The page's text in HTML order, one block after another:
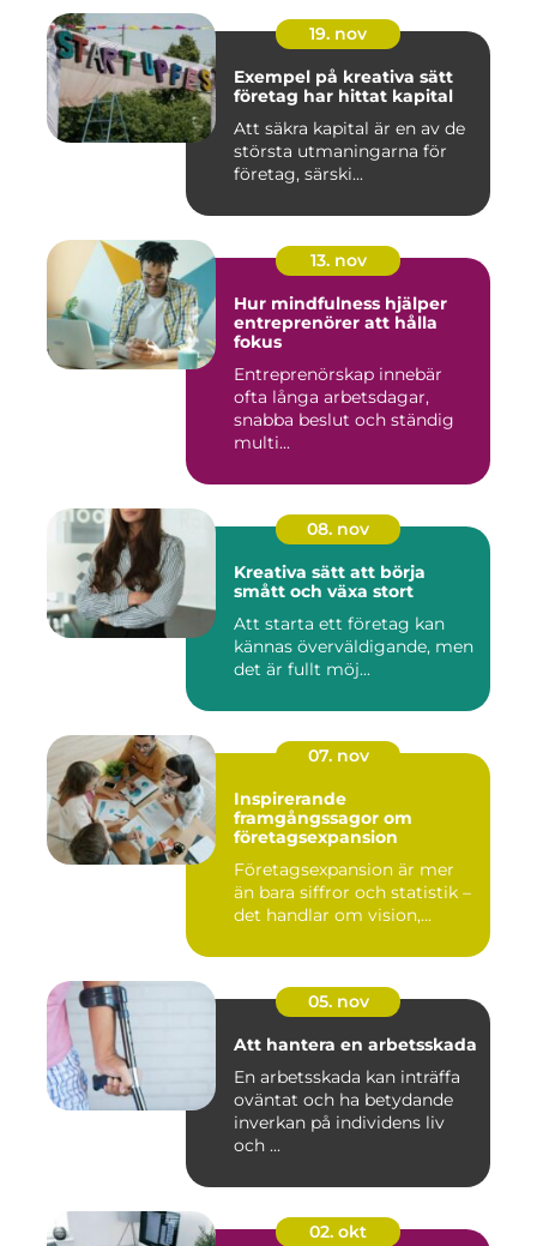
19. nov
Exempel på kreativa sätt
företag har hittat kapital
Att säkra kapital är en av de
största utmaningarna för
företag, särski...
13. nov
Hur mindfulness hjälper
entreprenörer att hålla
fokus
Entreprenörskap innebär
ofta långa arbetsdagar,
snabba beslut och ständig
multi...
08. nov
Kreativa sätt att börja
smått och växa stort
Att starta ett företag kan
kännas överväldigande, men
det är fullt möj...
07. nov
Inspirerande
framgångssagor om
företagsexpansion
Företagsexpansion är mer
än bara siffror och statistik –
det handlar om vision,...
05. nov
Att hantera en arbetsskada
En arbetsskada kan inträffa
oväntat och ha betydande
inverkan på individens liv
och ...
02. okt